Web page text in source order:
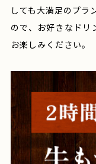
しても大満足のプラ
ので、お好きなドリ
お楽しみください。